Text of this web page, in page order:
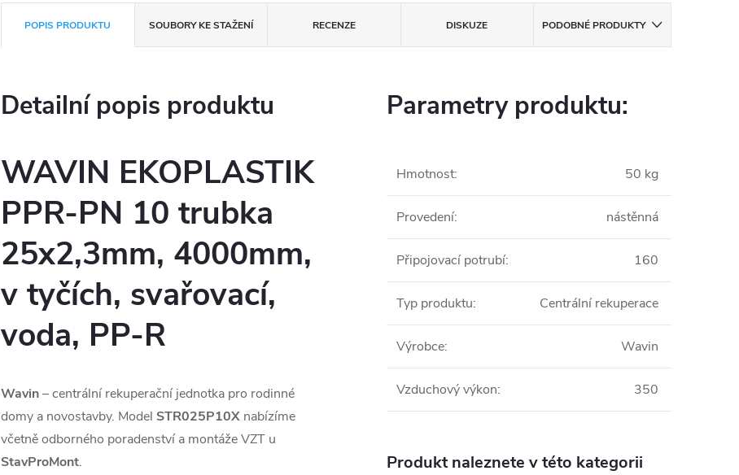
POPIS PRODUKTU SOUBORY KE STAŽENÍ RECENZE DISKUZE PODOBNÉ PRODUKTY
Detailní popis produktu
WAVIN EKOPLASTIK
PPR-PN 10 trubka
25x2,3mm, 4000mm,
v tyčích, svařovací,
voda, PP-R
Wavin– centrální rekuperační jednotka pro rodinné
domy a novostavby. Model STR025P10X nabízíme
včetně odborného poradenství a montáže VZT u
StavProMont.
Parametry produktu:
Hmotnost: 50 kg
Provedení: nástěnná
Připojovací potrubí: 160
Typ produktu: Centrální rekuperace
Výrobce: Wavin
Vzduchový výkon: 350
Produkt naleznete v této kategorii